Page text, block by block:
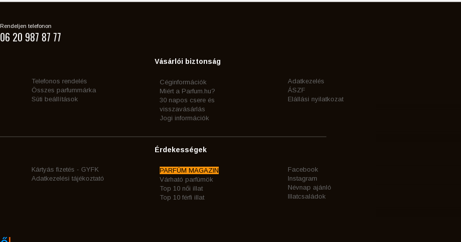
Rendeljen telefonon
06 20 987 87 77
Telefonos rendelés
Összes parfummárka
Süti beállítások
Vásárlói biztonság
Céginformációk
Miért a Parfum.hu?
30 napos csere és
visszavásárlás
Jogi információk
Adatkezelés
ÁSZF
Elállási nyilatkozat
Kártyás fizetés - GYFK
Adatkezelési tájékoztató
Érdekességek
PARFÜM MAGAZIN
Várható parfümök
Top 10 női illat
Top 10 férfi illat
Facebook
Instagram
Névnap ajánló
Illatcsaládok